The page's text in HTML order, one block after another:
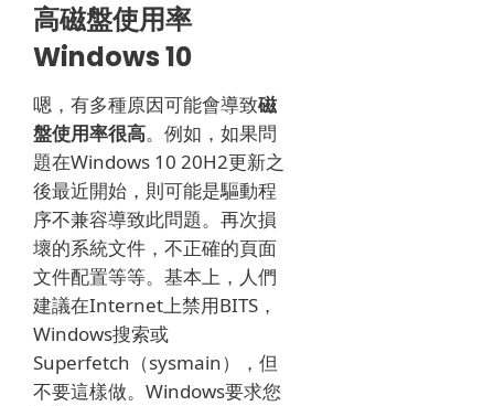
高磁盤使用率
Windows 10
嗯，有多種原因可能會導致磁
盤使用率很高。 例如，如果問
題在Windows 10 20H2更新之
後最近開始，則可能是驅動程
序不兼容導致此問題。 再次損
壞的系統文件，不正確的頁面
文件配置等等。 基本上，人們
建議在Internet上禁用BITS，
Windows搜索或
Superfetch（sysmain），但
不要這樣做。Windows要求您